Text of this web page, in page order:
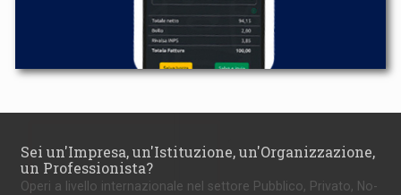
Sei un'Impresa, un'Istituzione, un'Organizzazione,
un Professionista?
Operi a livello internazionale nel settore Pubblico, Privato, No-